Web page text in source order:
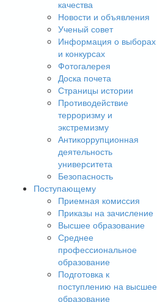
качества
Новости и объявления
Ученый совет
Информация о выборах
и конкурсах
Фотогалерея
Доска почета
Страницы истории
Противодействие
терроризму и
экстремизму
Антикоррупционная
деятельность
университета
Безопасность
Поступающему
Приемная комиссия
Приказы на зачисление
Высшее образование
Среднее
профессиональное
образование
Подготовка к
поступлению на высшее
образование